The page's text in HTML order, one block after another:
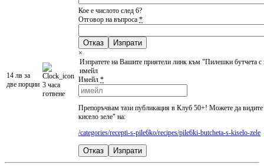
Кое е числото след 6?
Отговор на въпроса *
Отказ
×
Изпратете на Вашите приятели линк към "Пилешки бутчета с
имейл
Имейл *
Препоръчвам тази публикация в Клуб 50+! Можете да
кисело зеле" на:
/categories/recepti-s-pile6ko/recipes/pile6ki-butcheta-s-kiselo-zele
Отказ Изпрати
14 лв за
две порции 3 часа
готвене